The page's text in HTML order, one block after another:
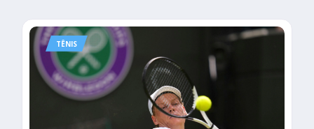
TÊNIS